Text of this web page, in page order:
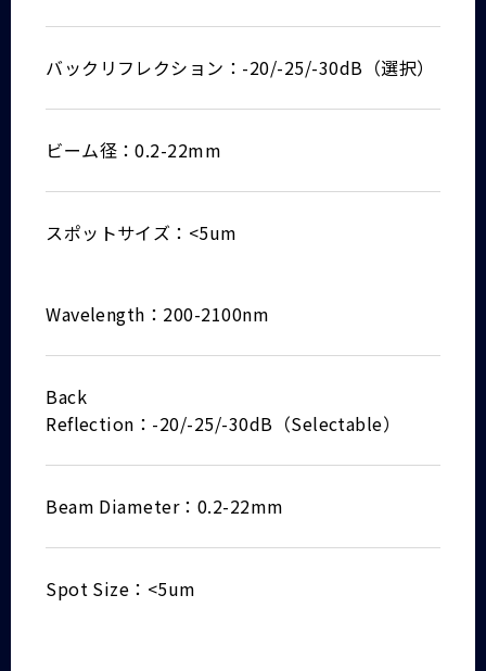
バックリフレクション：-20/-25/-30dB（選択）
ビーム径：0.2-22mm
スポットサイズ：<5um
Wavelength：200-2100nm
Back
Reflection：-20/-25/-30dB（Selectable）
Beam Diameter：0.2-22mm
Spot Size：<5um